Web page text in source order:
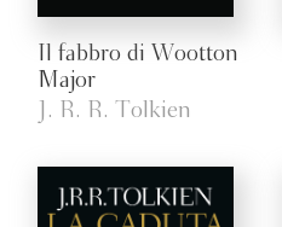
Il fabbro di Wootton
Major
J. R. R. Tolkien